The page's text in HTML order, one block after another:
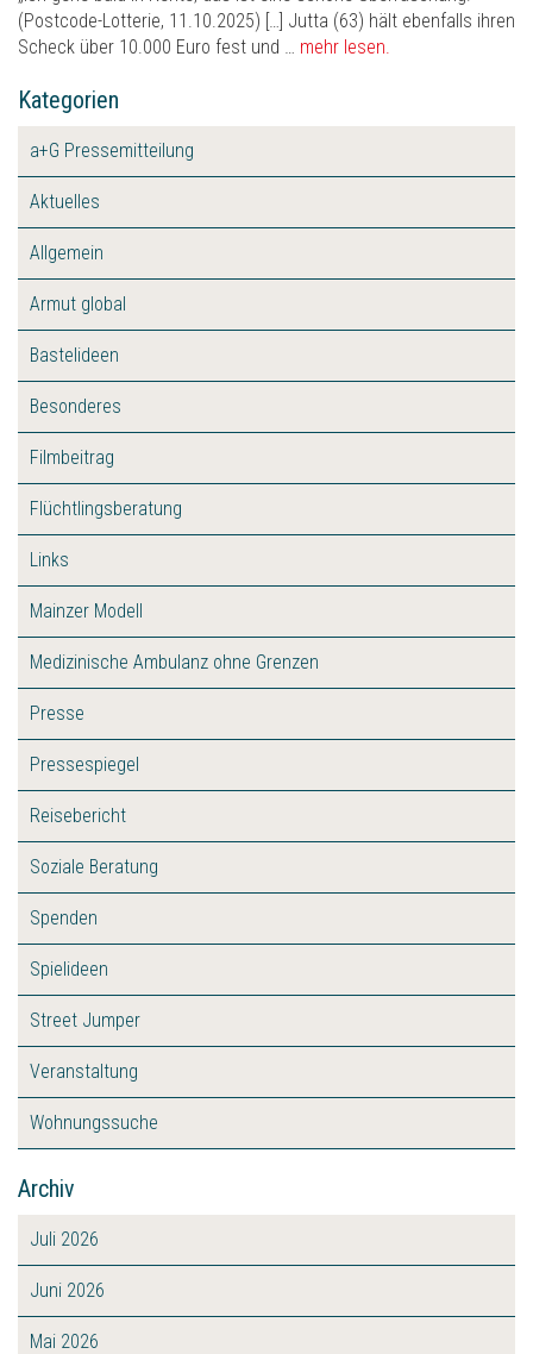
(Postcode-Lotterie, 11.10.2025) […] Jutta (63) hält ebenfalls ihren
Scheck über 10.000 Euro fest und … mehr lesen.
Kategorien
a+G Pressemitteilung
Aktuelles
Allgemein
Armut global
Bastelideen
Besonderes
Filmbeitrag
Flüchtlingsberatung
Links
Mainzer Modell
Medizinische Ambulanz ohne Grenzen
Presse
Pressespiegel
Reisebericht
Soziale Beratung
Spenden
Spielideen
Street Jumper
Veranstaltung
Wohnungssuche
Archiv
Juli 2026
Juni 2026
Mai 2026